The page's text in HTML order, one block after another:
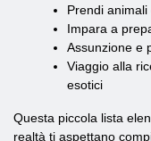
Prendi
Impara a
Assunzione e
Viaggio alla
esotici
Questa piccola lista
realtà ti aspettano